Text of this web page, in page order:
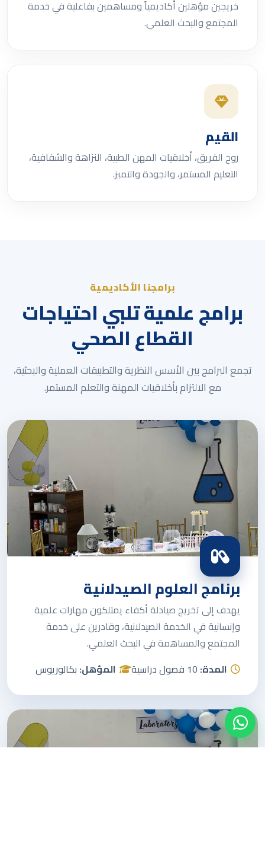
خريجين مؤهلين أكاديمياً ومساهمين بفاعلية في خدمة
المجتمع والبحث العلمي.
القيم
روح الفريق، أخلاقيات المهن الطبية، النزاهة والشفافية،
التعليم المستمر، والجودة والتميز.
برامجنا الأكاديمية
برامج علمية تلبي احتياجات
القطاع الصحي
تجمع البرامج بين الأسس النظرية والتطبيقات العملية والبحثية،
مع الالتزام بأخلاقيات المهنة والتعلم المستمر.
برنامج العلوم الصيدلانية
يهدف إلى تخريج صيادلة أكفاء يمتلكون مهارات علمية
وإنسانية في الخدمة الصيدلانية، وقادرين على خدمة
المجتمع والمساهمة في البحث العلمي.
المدة:10 فصول دراسية المؤهل:بكالوريوس